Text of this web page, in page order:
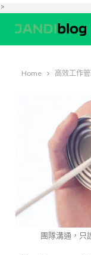
>
Home 高效工作
團隊溝通，只